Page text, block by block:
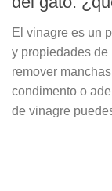
El vinagre es un
y propiedades
remover
condimento o
de vinagre